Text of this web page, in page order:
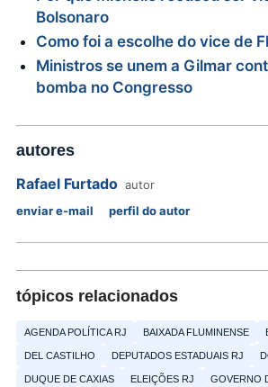
Bolsonaro
Como foi a escolhe do vice de
Ministros se unem a Gilmar
bomba no Congresso
autores
Rafael Furtado autor
enviar e-mail
perfil do autor
tópicos relacionados
AGENDA POLÍTICA RJ BAIXADA FLUMINENSE
DEL CASTILHO DEPUTADOS ESTADUAIS RJ
DUQUE DE CAXIAS ELEIÇÕES RJ GOVERNO